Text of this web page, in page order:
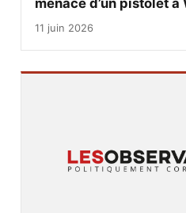
11 juin 2026